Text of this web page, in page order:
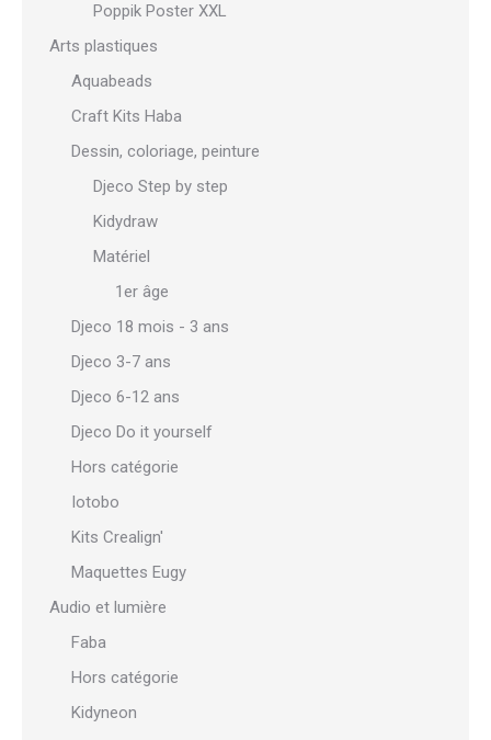
Poppik Poster XXL
Arts plastiques
Aquabeads
Craft Kits Haba
Dessin, coloriage, peinture
Djeco Step by step
Kidydraw
Matériel
1er âge
Djeco 18 mois - 3 ans
Djeco 3-7 ans
Djeco 6-12 ans
Djeco Do it yourself
Hors catégorie
Iotobo
Kits Crealign'
Maquettes Eugy
Audio et lumière
Faba
Hors catégorie
Kidyneon